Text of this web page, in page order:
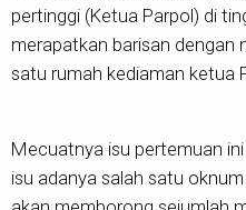
pertinggi (Ketua Parpol) di
merapatkan barisan dengan
satu rumah kediaman ketua
Mecuatnya isu pertemuan
isu adanya salah satu